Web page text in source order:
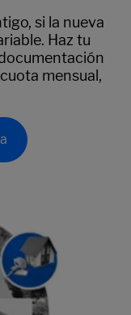
si la nueva
Haz tu
mensual,